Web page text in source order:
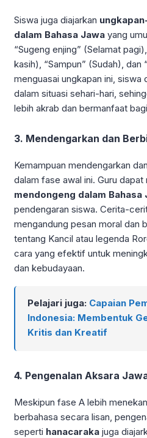
Siswa juga diajarkan
dalam Bahasa Jawa yang
“Sugeng enjing” (Selamat
kasih), “Sampun” (Sudah), dan
menguasai ungkapan ini, siswa
dalam situasi sehari-hari,
lebih akrab dan bermanfaat
3. Mendengarkan dan
Kemampuan mendengarkan
dalam fase awal ini. Guru dapat
mendongeng dalam Bahasa
pendengaran siswa. Cerita-
mengandung pesan moral dan
tentang Kancil atau legenda
cara yang efektif untuk
dan kebudayaan.
Pelajari juga: Capaian
Indonesia: Membentuk
Kritis dan Kreatif
4. Pengenalan Aksara
Meskipun fase A lebih
berbahasa secara lisan,
seperti hanacaraka juga